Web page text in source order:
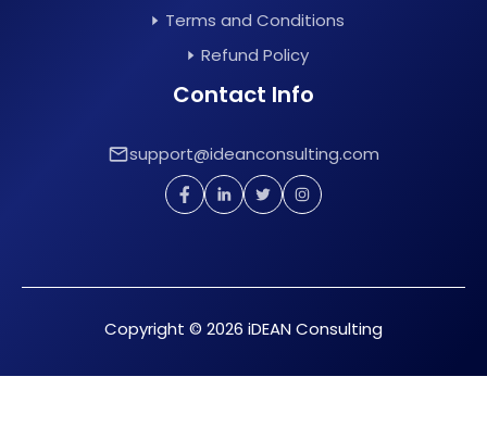
Terms and Conditions
Refund Policy
Contact Info
support@ideanconsulting.com
Copyright © 2026 iDEAN Consulting